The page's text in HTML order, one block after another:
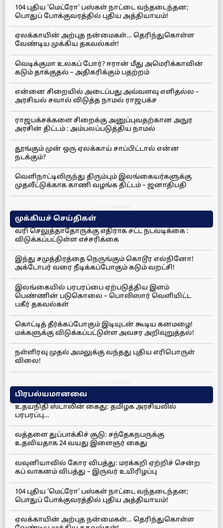
104 புதிய ‘மெட்ரோ’ பஸ்கள் நாட்டை வந்தடைந்தன;
பொதுப் போக்குவரத்தில் புதிய அத்தியாயம்!
ஏலக்காயின் அற்புத நன்மைகள்… தெரிந்துகொள்ள
வேண்டிய முக்கிய தகவல்கள்!
வெடிக்குமா உலகப் போர்? ஈரான் மீது அமெரிக்காவின்
கடும் தாக்குதல் – அதிகரிக்கும் பதற்றம்
என்னை சிறையில் அடைப்பது அவ்வளவு எளிதல்ல –
அரசியல் சவால் விடுத்த நாமல் ராஜபக்ச
ராஜபக்சக்களை சிறைக்கு அனுப்புவதற்கான அநுர
அரசின் திட்டம் : அம்பலப்படுத்திய நாமல்
தூங்கும் முன் ஒரு ஏலக்காய் சாப்பிட்டால் என்ன
நடக்கும்?
வெளிநாட்டிலிருந்து திரும்பும் இலங்கையர்களுக்கு
முதலீட்டுக்காக காணி வழங்க திட்டம் – ஜனாதிபதி
முக்கியச் செய்திகள்
வரி செலுத்தாதோருக்கு எதிராக சட்ட நடவடிக்கை :
விடுக்கப்பட்டுள்ள எச்சரிக்கை
இந்து சமுத்திரத்தை நெருங்கும் கொடூர எல்நினோ!
அக்டோபர் வரை நீடிக்கப்போகும் கடும் வறட்சி!
இலங்கையில் பரபரப்பை ஏற்படுத்திய இளம்
பெண்ணின் படுகொலை – பொலிஸார் வெளியிட்ட
பகீர் தகவல்கள்
கொட்டித் தீர்க்கப்போகும் இடியுடன் கூடிய கனமழை!
மக்களுக்கு விடுக்கப்பட்டுள்ள அவசர அறிவுறுத்தல்!
நள்ளிரவு முதல் அமலுக்கு வந்தது புதிய எரிபொருள்
விலை!
பிரபல்யமானவை
உதயநிதி ஸ்டாலின் கைது: தமிழக அரசியலில்
பரபரப்பு…
வத்தளை துப்பாக்கிச் சூடு: சந்தேகநபருக்கு
உதவியதாக 24 வயது இளைஞர் கைது
வவுனியாவில் கோர விபத்து: மரக்கறி ஏற்றிச் சென்ற
கப் வாகனம் விபத்து – இருவர் உயிரிழப்பு
104 புதிய ‘மெட்ரோ’ பஸ்கள் நாட்டை வந்தடைந்தன;
பொதுப் போக்குவரத்தில் புதிய அத்தியாயம்!
ஏலக்காயின் அற்புத நன்மைகள்… தெரிந்துகொள்ள